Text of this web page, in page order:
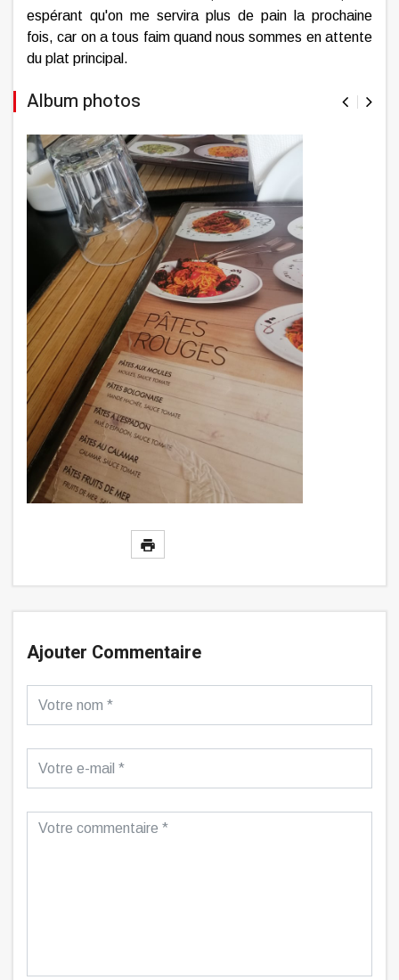
espérant qu'on me servira plus de pain la prochaine
fois, car on a tous faim quand nous sommes en attente
du plat principal.
Album photos
Ajouter Commentaire